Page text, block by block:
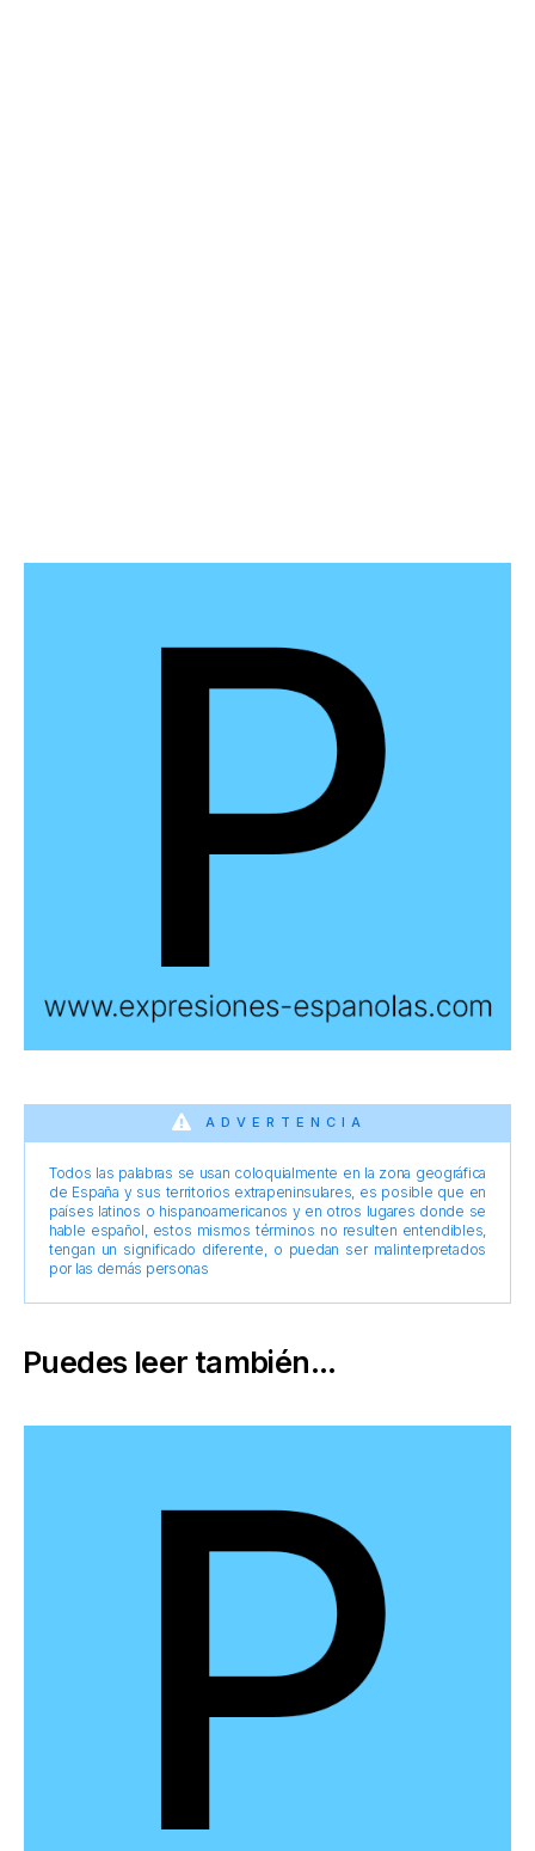
ADVERTENCIA
Todos las palabras se usan coloquialmente en la zona geográfica
de España y sus territorios extrapeninsulares, es posible que en
países latinos o hispanoamericanos y en otros lugares donde se
hable español, estos mismos términos no resulten entendibles,
tengan un significado diferente, o puedan ser malinterpretados
por las demás personas
Puedes leer también...